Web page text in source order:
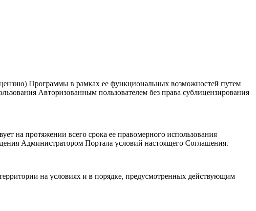
Программы в рамках ее функциональных возможностей путем
Авторизованным пользователем без права сублицензирования
на протяжении всего срока ее правомерного использования
Администратором Портала условий настоящего Соглашения.
на условиях и в порядке, предусмотренных действующим